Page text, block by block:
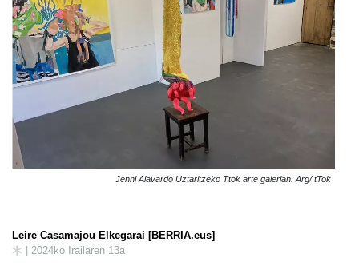
Jenni Alavardo Uztaritzeko Ttok arte galerian. Arg/ tTok
Leire Casamajou Elkegarai [BERRIA.eus]
| 2024ko Irailaren 13a